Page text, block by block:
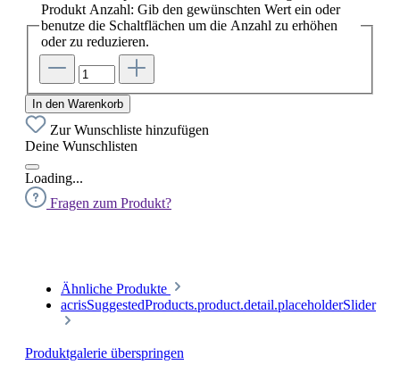
Produkt Anzahl: Gib den gewünschten Wert ein oder
benutze die Schaltflächen um die Anzahl zu erhöhen
oder zu reduzieren.
In den Warenkorb
Zur Wunschliste hinzufügen
Deine Wunschlisten
Loading...
Fragen zum Produkt?
Ähnliche Produkte
acrisSuggestedProducts.product.detail.placeholderSlider
Produktgalerie überspringen